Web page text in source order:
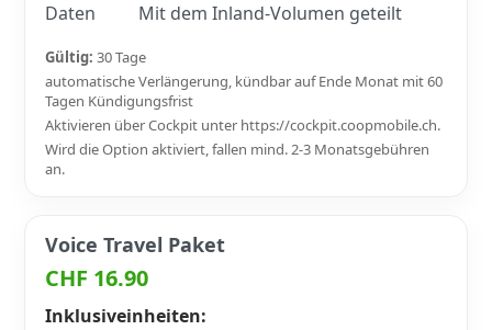
Daten
Mit dem Inland-Volumen geteilt
Gültig: 30 Tage
automatische Verlängerung, kündbar auf Ende Monat mit 60
Tagen Kündigungsfrist
Aktivieren über Cockpit unter https://cockpit.coopmobile.ch.
Wird die Option aktiviert, fallen mind. 2-3 Monatsgebühren
an.
Voice Travel Paket
CHF 16.90
Inklusiveinheiten: